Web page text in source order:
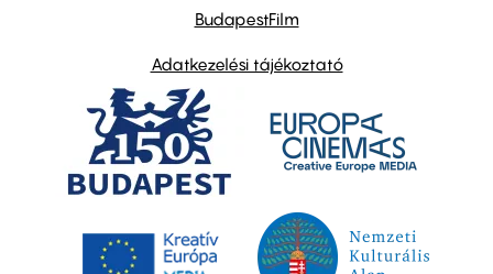
BudapestFilm
Adatkezelési tájékoztató